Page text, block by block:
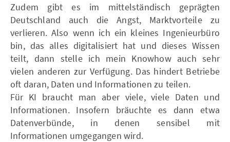
Zudem gibt es im mittelständisch geprägten
Deutschland auch die Angst, Marktvorteile zu
verlieren. Also wenn ich ein kleines Ingenieurbüro
bin, das alles digitalisiert hat und dieses Wissen
teilt, dann stelle ich mein Knowhow auch sehr
vielen anderen zur Verfügung. Das hindert Betriebe
oft daran, Daten und Informationen zu teilen.
Für KI braucht man aber viele, viele Daten und
Informationen. Insofern bräuchte es dann etwa
Datenverbünde, in denen sensibel mit
Informationen umgegangen wird.